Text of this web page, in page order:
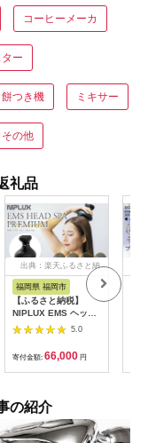
コーヒーメーカ
ター
餅つき機 ミキサー
その他
礼品
出典：楽天ふるさと納
福岡県 福岡市
【ふるさと納税】
NIPLUX EMS ヘッ
ド・フェイシャルケア
PREMIUM NP-
EHSP23BK アタッチ
メント付 頭皮ケア 頭
スパ 美顔器 マッサー
ジ ボディケア リフト
ケア フェイスケア ス
カルプ ボディ 全身 防
5.0
寄付金額: 66,000 円
の紹介